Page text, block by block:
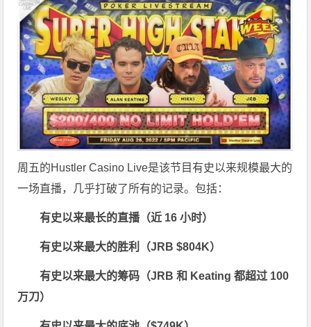
周五的Hustler Casino Live是该节目有史以来规模最大的
一场直播，几乎打破了所有的记录。包括：
有史以来最长的直播（近 16 小时）
有史以来最大的胜利（JRB $804K）
有史以来最大的筹码（JRB 和 Keating 都超过 100
万刀）